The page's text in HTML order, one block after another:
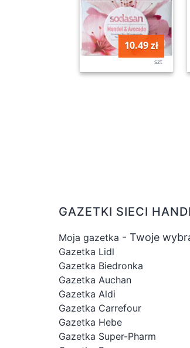
10.49 zł
szt
GAZETKI SIECI
Moja gazetka - Twoje
Gazetka Lidl
Gazetka Biedronka
Gazetka Auchan
Gazetka Aldi
Gazetka Carrefour
Gazetka Hebe
Gazetka Super-Pharm